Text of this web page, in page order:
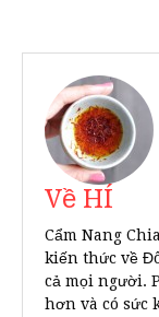
Về HÍ
Cẩm Nang
kiến thức về
cả mọi người.
hơn và có sức